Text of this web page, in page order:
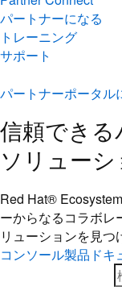
パートナーになる
トレーニング
サポート
パートナーポータル
信頼でき
ソリュー
Red Hat®
ーからなるコラボレ
リューションを見つ
コンソール製品ドキ